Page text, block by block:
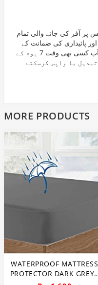
پر آفر کی جانے والی تمام
پائیداری کی ضمانت کے
ساتھ سیل کے لیے پیش کی جاتی ہیں- آپ کسی بھی وقت 7 یوم کے
یا واپس کرسکتے
MORE PRODUCTS
WATERPROOF MATTRESS
PROTECTOR DARK GREY